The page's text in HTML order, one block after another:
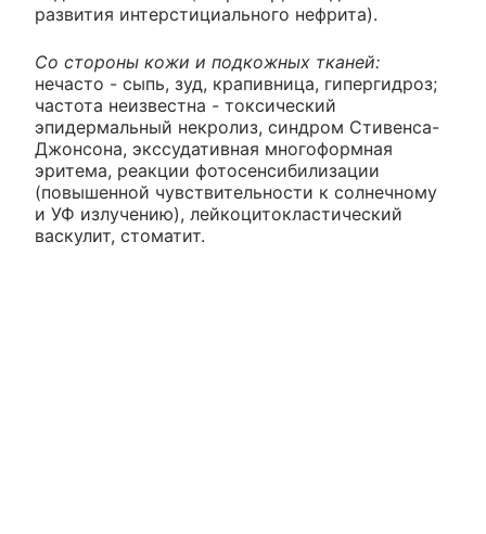
развития интерстициального нефрита).
Со стороны кожи и подкожных тканей:
нечасто - сыпь, зуд, крапивница, гипергидроз;
частота неизвестна - токсический
эпидермальный некролиз, синдром Стивенса-
Джонсона, экссудативная многоформная
эритема, реакции фотосенсибилизации
(повышенной чувствительности к солнечному
и УФ излучению), лейкоцитокластический
васкулит, стоматит.